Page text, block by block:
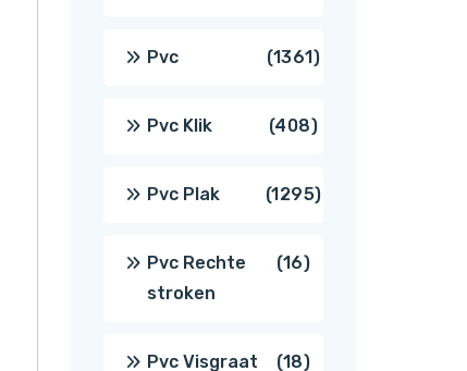
producten
Pvc 13611361
producten
Pvc Klik 408408
producten
Pvc Plak 12951295
Pvc Rechte
stroken
1616
Pvc Visgraat 1818